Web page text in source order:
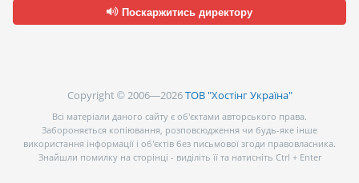
Поскаржитись директору
Copyright © 2006—2026ТОВ "Хостінг Україна"
Всі матеріали даного сайту є об’єктами авторського права.
Забороняється копіювання, розповсюдження чи будь-яке інше
використання інформації і об’єктів без письмової згоди правовласника.
Знайшли помилку на сторінці - виділіть її та натисніть Ctrl + Enter